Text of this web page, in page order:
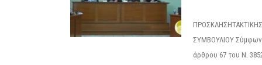
ΣΥΜΒΟΥΛΙΟΥ
άρθρου 67 του Ν.